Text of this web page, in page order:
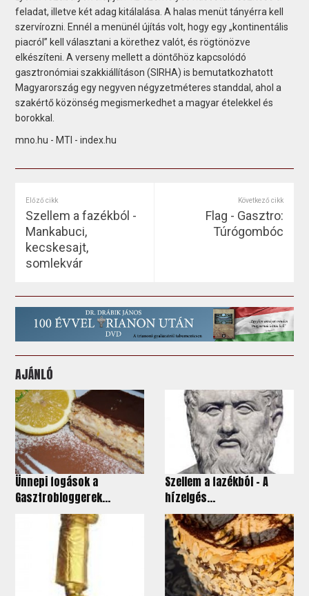
feladat, illetve két adag kitálalása. A halas menüt tányérra kell
szervírozni. Ennél a menünél újítás volt, hogy egy „kontinentális
piacról” kell választani a körethez valót, és rögtönözve
elkészíteni. A verseny mellett a döntőhöz kapcsolódó
gasztronómiai szakkiállításon (SIRHA) is bemutatkozhatott
Magyarország egy negyven négyzetméteres standdal, ahol a
szakértő közönség megismerkedhet a magyar ételekkel és
borokkal.
mno.hu - MTI - index.hu
Előző cikk
Szellem a fazékból -
Mankabuci,
kecskesajt,
somlekvár
Következő cikk
Flag - Gasztro:
Túrógombóc
AJÁNLÓ
Ünnepi fogások a
Gasztrobloggerek...
Szellem a fazékból - A
hízelgés...